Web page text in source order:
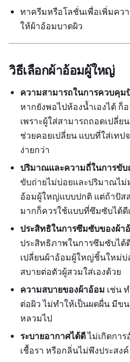
ทาครีมหรือโลชั่นเพื่อเพิ่มคว
ให้ผ้าอ้อมบาดผิว
วิธีเลือกผ้าอ้อมผู้ใหญ่
ความสามารถในการควบคุม
หากยังพอไปห้องน้ำเองได้ ก็
เพราะผู้ใส่สามารถถอดเปลี่ย
ช่วยคอยเปลี่ยน แบบที่ใส่เทป
ง่ายกว่า
ปริมาณและความถี่ในการขับ
ขับถ่ายไม่บ่อยและปริมาณไม่
อ้อมผู้ใหญ่แบบปกติ แต่ถ้าปัส
มากก็ควรใช้แบบที่ซึมซับได้ดี
ประสิทธิในการซึมซับของผ้
ประสิทธิภาพในการซึมซับได้
เปลี่ยนผ้าอ้อมผู้ใหญ่ชิ้นใหม่บ่
สบายต่อตัวผู้สวมใส่เองด้วย
ความสบายของผ้าอ้อม เช่น
ต่อผิว ไม่ทำให้เป็นผดผื่น มีข
หลวมไป
ระบายอากาศได้ดีไม่เกิดกา
เชื้อรา หรือกลิ่นไม่พึงประสงค์